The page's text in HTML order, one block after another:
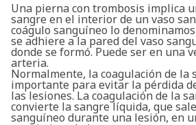
Una pierna con trombosis implica
sangre en el interior de un vaso
coágulo sanguíneo lo
se adhiere a la pared del vaso
donde se formó. Puede ser en una
arteria.
Normalmente, la coagulación de la
importante para evitar la pérdida
las lesiones. La coagulación de la
convierte la sangre líquida, que
sanguíneo durante una lesión, en